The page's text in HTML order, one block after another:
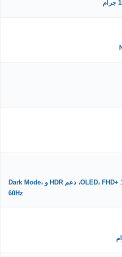
6.53 إنش OLED، FHD+ 1080×2400، 403 ppi، دعم HDR و Dark Mode،
60Hz